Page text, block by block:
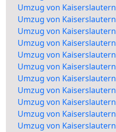
Umzug von
Umzug von
Umzug von
Umzug von
Umzug von
Umzug von
Umzug von
Umzug von
Umzug von
Umzug von
Umzug von